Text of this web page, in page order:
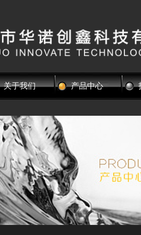
关于我们 产品中心